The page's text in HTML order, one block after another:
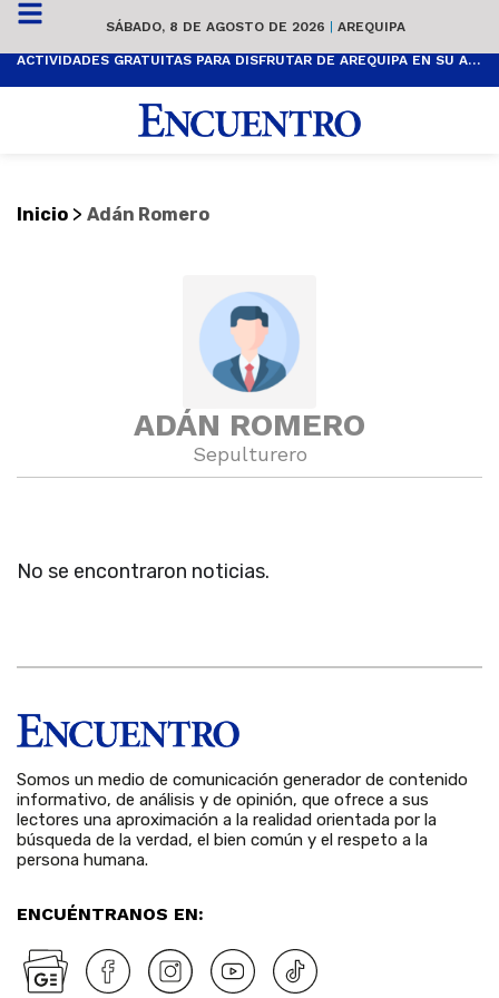
SÁBADO, 8 DE AGOSTO DE 2026 | AREQUIPA
ACTIVIDADES GRATUITAS PARA DISFRUTAR DE AREQUIPA EN SU ANIVERSARIO
Inicio > Adán Romero
ADÁN ROMERO
Sepulturero
No se encontraron noticias.
Somos un medio de comunicación generador de contenido
informativo, de análisis y de opinión, que ofrece a sus
lectores una aproximación a la realidad orientada por la
búsqueda de la verdad, el bien común y el respeto a la
persona humana.
ENCUÉNTRANOS EN: